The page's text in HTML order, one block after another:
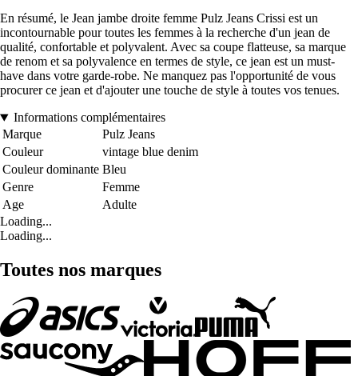
En résumé, le Jean jambe droite femme Pulz Jeans Crissi est un
incontournable pour toutes les femmes à la recherche d'un jean de
qualité, confortable et polyvalent. Avec sa coupe flatteuse, sa marque
de renom et sa polyvalence en termes de style, ce jean est un must-
have dans votre garde-robe. Ne manquez pas l'opportunité de vous
procurer ce jean et d'ajouter une touche de style à toutes vos tenues.
Informations complémentaires
Marque
Pulz Jeans
Couleur
vintage blue denim
Couleur dominante Bleu
Genre
Femme
Age
Adulte
Loading...
Loading...
Toutes nos marques